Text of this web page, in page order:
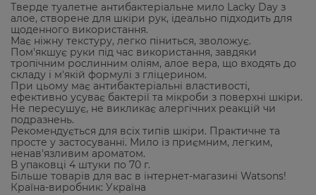
Тверде туалетне антибактеріальне мило Lacky Day з
алое, створене для шкіри рук, ідеально підходить для
щоденного використання.
Має ніжну текстуру, легко піниться, зволожує.
Пом'якшує руки під час використання, завдяки
тропічним рослинним оліям, алое вера, що входять до
складу і м'якій формулі з гліцерином.
При цьому має антибактеріальні властивості,
ефективно усуває бактерії та мікроби з поверхні шкіри.
Не пересушує, не викликає алергічних реакцій чи
подразнень.
Рекомендується для всіх типів шкіри. Практичне та
просте у застосуванні. Мило із приємним, легким,
ненав'язливим ароматом.
В упаковці 4 штуки по 70 г.
Більше товарів для вас в інтернет-магазині Watsons!
Країна-виробник: Україна